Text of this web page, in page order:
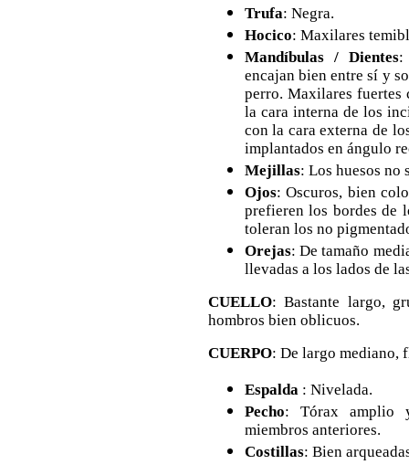
Trufa: Negra.
Hocico: Maxilares
Mandíbulas / Dientes:
encajan bien entre sí y
perro. Maxilares fuertes
la cara interna de los
con la cara externa de
implantados en ángulo
Mejillas: Los huesos no
Ojos: Oscuros, bien
prefieren los bordes de
toleran los no
Orejas: De tamaño
llevadas a los lados de
CUELLO: Bastante largo,
hombros bien oblicuos.
CUERPO: De largo mediano,
Espalda: Nivelada.
Pecho: Tórax amplio
miembros anteriores.
Costillas: Bien